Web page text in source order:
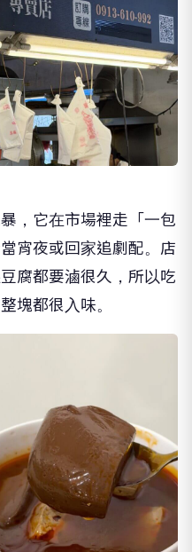
，它在市場裡走「一包
宵夜或回家追劇配。店
腐都要滷很久，所以吃
塊都很入味。